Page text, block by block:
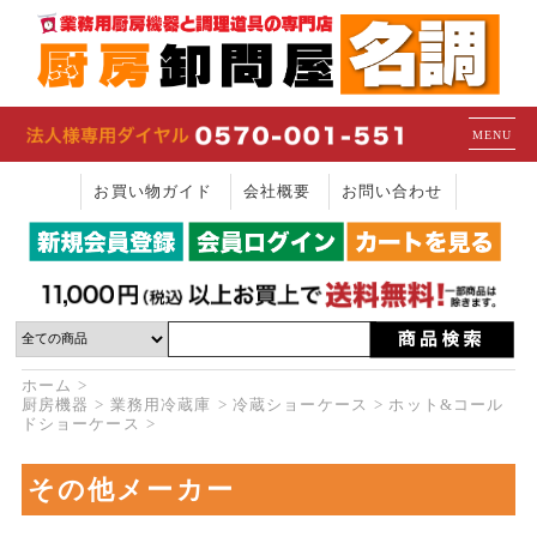
MENU
お買い物ガイド 会社概要 お問い合わせ
ホーム
厨房機器
業務用冷蔵庫 冷蔵ショーケース
ホット&コール
ドショーケース
その他メーカー